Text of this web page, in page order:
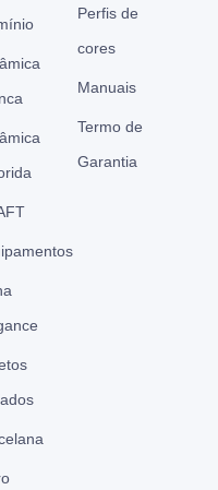
Perfis de
cores
Manuais
Termo de
Garantia